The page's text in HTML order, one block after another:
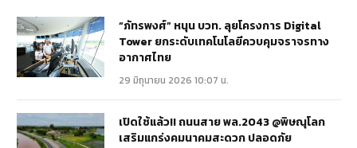
“ภัทรพงศ์” หนุน บวท. ลุยโครงการ Digital
Tower ยกระดับเทคโนโลยีควบคุมจราจรทาง
อากาศไทย
29 มิถุนายน 2026 10:07 น.
เปิดใช้แล้ว!! ถนนสาย พล.2043 @พิษณุโลก
เสริมแกร่งคมนาคมสะดวก ปลอดภัย